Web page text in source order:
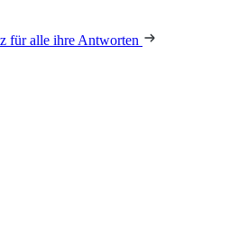
für alle ihre Antworten